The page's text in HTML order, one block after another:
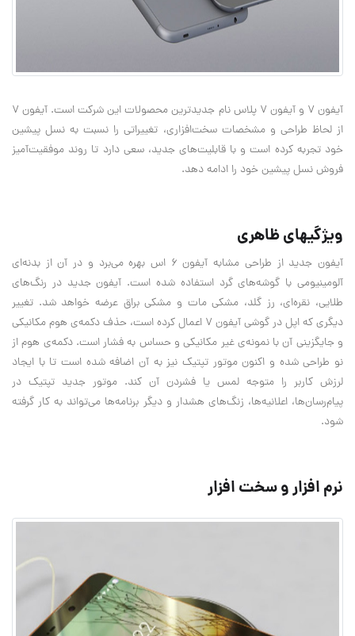
آیفون 7 و آیفون 7 پلاس نام جدیدترین محصولات این شرکت است. آیفون 7
از لحاظ طراحی و مشخصات سخت‌افزاری، تغییراتی را نسبت به نسل پیشین
خود تجربه کرده است و با قابلیت‌های جدید، سعی دارد تا روند موفقیت‌آمیز
فروش نسل پیشین خود را ادامه دهد.
ویژگیهای ظاهری
آیفون جدید از طراحی مشابه آیفون 6 اس بهره می‌برد و در آن از بدنه‌ای
آلومینیومی با گوشه‌های گرد استفاده شده است. آیفون جدید در رنگ‌های
طلایی، نقره‌ای، رز گلد، مشکی مات و مشکی براق عرضه خواهد شد. تغییر
دیگری که اپل در گوشی آیفون ۷ اعمال کرده است، حذف دکمه‌ی هوم مکانیکی
و جایگزینی آن با نمونه‌ی غیر مکانیکی و حساس به فشار است. دکمه‌ی هوم از
نو طراحی شده و اکنون موتور تپتیک نیز به آن اضافه شده است تا با ایجاد
لرزش کاربر را متوجه لمس یا فشردن آن کند. موتور جدید تپتیک در
پیام‌رسان‌ها، اعلانیه‌ها، زنگ‌های هشدار و دیگر برنامه‌ها می‌تواند به کار گرفته
شود.
نرم افزار و سخت افزار